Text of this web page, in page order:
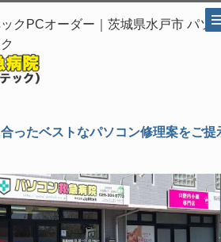
クPCオーダー｜茨城県水戸市 パソ
ったベストなパソコン修理案をご提